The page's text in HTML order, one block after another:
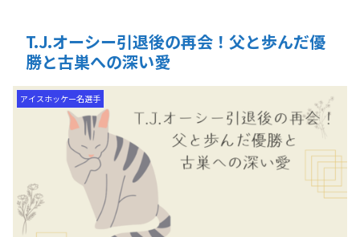
T.J.オーシー引退後の再会！父と歩んだ優
勝と古巣への深い愛
アイスホッケー名選手